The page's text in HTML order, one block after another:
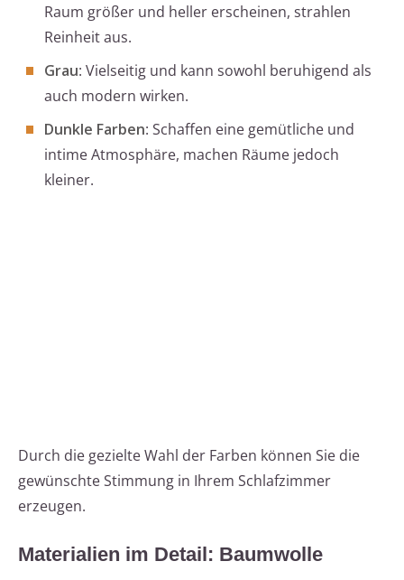
Raum größer und heller erscheinen, strahlen
Reinheit aus.
Grau: Vielseitig und kann sowohl beruhigend als
auch modern wirken.
Dunkle Farben: Schaffen eine gemütliche und
intime Atmosphäre, machen Räume jedoch
kleiner.
Durch die gezielte Wahl der Farben können Sie die
gewünschte Stimmung in Ihrem Schlafzimmer
erzeugen.
Materialien im Detail: Baumwolle